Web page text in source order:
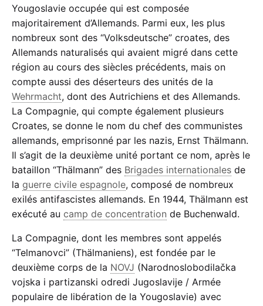
Yougoslavie occupée qui est composée
majoritairement d’Allemands. Parmi eux, les plus
nombreux sont des “Volksdeutsche” croates, des
Allemands naturalisés qui avaient migré dans cette
région au cours des siècles précédents, mais on
compte aussi des déserteurs des unités de la
Wehrmacht, dont des Autrichiens et des Allemands.
La Compagnie, qui compte également plusieurs
Croates, se donne le nom du chef des communistes
allemands, emprisonné par les nazis, Ernst Thälmann.
Il s’agit de la deuxième unité portant ce nom, après le
bataillon “Thälmann” des Brigades internationales de
la guerre civile espagnole, composé de nombreux
exilés antifascistes allemands. En 1944, Thälmann est
exécuté au camp de concentration de Buchenwald.
La Compagnie, dont les membres sont appelés
“Telmanovci” (Thälmaniens), est fondée par le
deuxième corps de la NOVJ (Narodnoslobodilačka
vojska i partizanski odredi Jugoslavije / Armée
populaire de libération de la Yougoslavie) avec